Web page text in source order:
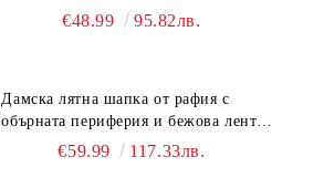
€48.99 95.82лв.
Дамска лятна шапка от рафия с
обърната периферия и бежова лента
Fratelli Mazzanti | Натурален
€59.99 117.33лв.